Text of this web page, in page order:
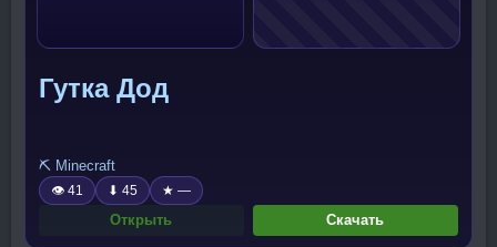
Гутка Дод
⛏️ Minecraft
👁 41 ⬇ 45 ★ —
Открыть Скачать